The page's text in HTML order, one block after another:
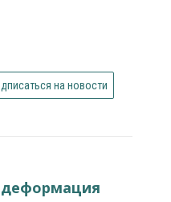
на новости
деформация